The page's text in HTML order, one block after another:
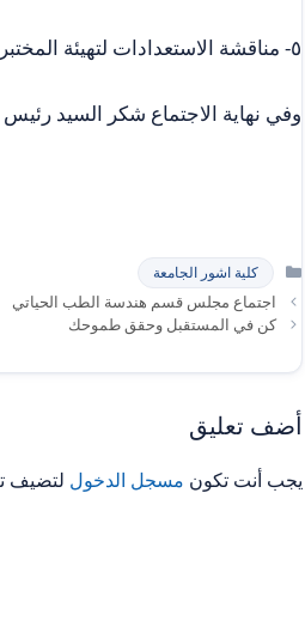
٥- مناقشة الاستعدادات لتهيئة المختبرات والقاعات الدراسية لاستقبال العام الدراسي الجديد .
وفي نهاية الاجتماع شكر السيد
التصنيفات
كلية اشور الجامعة
اجتماع مجلس قسم هندسة الطب الحياتي
كن في المستقبل وحقق طموحك
أضف تعليق
يجب أنت تكون مسجل الدخول لتضيف